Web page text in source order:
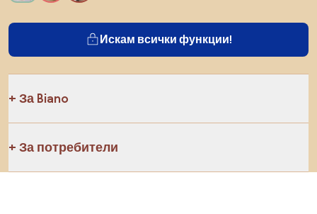
Искам всички функции!
За Biano
За потребители